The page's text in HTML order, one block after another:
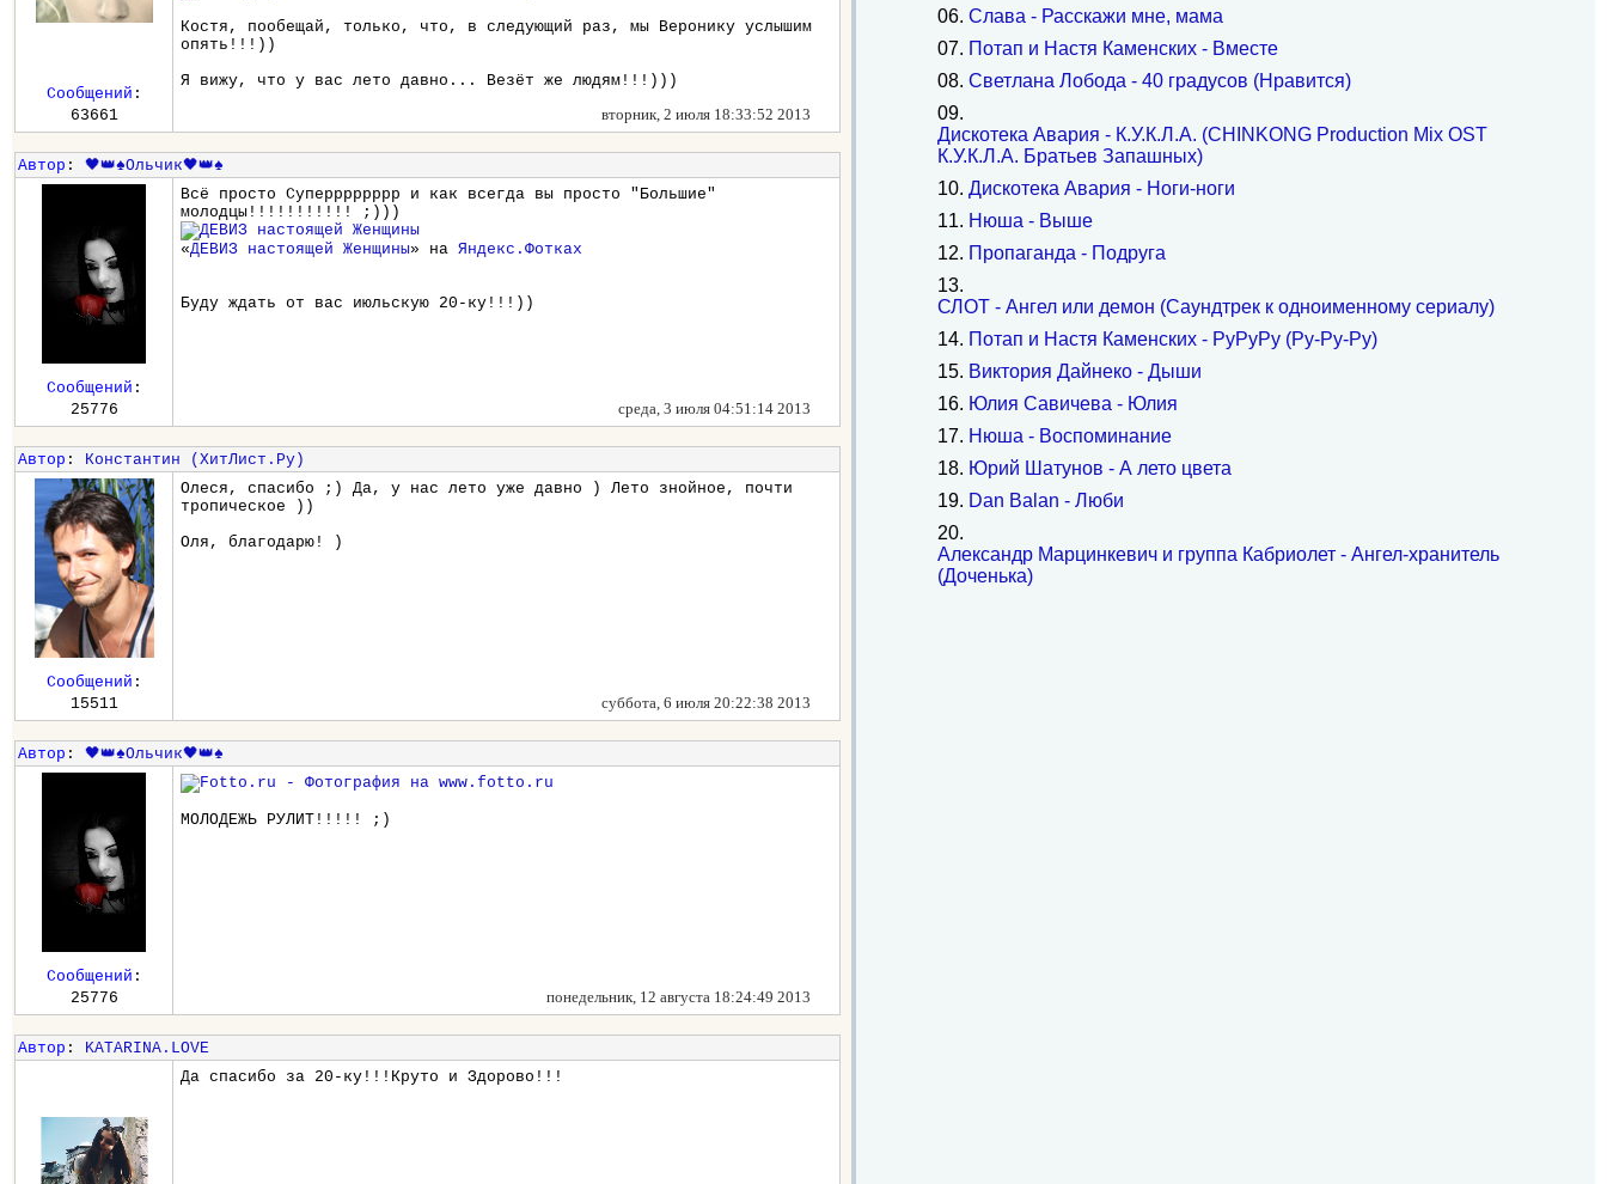
Костя, пообещай, только, что, в следующий раз, мы Веронику услышим
опять!!!))
Я вижу, что у вас лето давно... Везёт же людям!!!)))
вторник, 2 июля 18:33:52 2013
Сообщений :
63661
Автор :🖤👑♠️Ольчик🖤👑♠️
Всё просто Суперррррррр и как всегда вы просто "Большие"
молодцы!!!!!!!!!!! ;)))
«ДЕВИЗ настоящей Женщины» наЯндекс.Фотках
Буду ждать от вас июльскую 20-ку!!!))
среда, 3 июля 04:51:14 2013
Сообщений :
25776
Автор : Константин (ХитЛист.Ру)
Олеся, спасибо ;) Да, у нас лето уже давно ) Лето знойное, почти
тропическое ))
Оля, благодарю! )
суббота, 6 июля 20:22:38 2013
Сообщений :
15511
Автор :🖤👑♠️Ольчик🖤👑♠️
МОЛОДЕЖЬ РУЛИТ!!!!! ;)
понедельник, 12 августа 18:24:49 2013
Сообщений :
25776
Автор : KATARINA.LOVE
Да спасибо за 20-ку!!!Круто и Здорово!!!
06. Слава - Расскажи мне, мама
07. Потап и Настя Каменских - Вместе
08. Светлана Лобода - 40 градусов (Нравится)
09.
Дискотека Авария - К.У.К.Л.А. (CHINKONG Production Mix OST
К.У.К.Л.А. Братьев Запашных)
10. Дискотека Авария - Ноги-ноги
11. Нюша - Выше
12. Пропаганда - Подруга
13.
СЛОТ - Ангел или демон (Саундтрек к одноименному сериалу)
14. Потап и Настя Каменских - РуРуРу (Ру-Ру-Ру)
15. Виктория Дайнеко - Дыши
16. Юлия Савичева - Юлия
17. Нюша - Воспоминание
18. Юрий Шатунов - А лето цвета
19. Dan Balan - Люби
20.
Александр Марцинкевич и группа Кабриолет - Ангел-хранитель
(Доченька)